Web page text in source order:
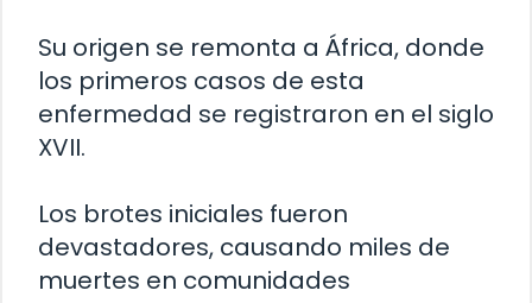
Su origen se remonta a África, donde
los primeros casos de esta
enfermedad se registraron en el siglo
XVII.
Los brotes iniciales fueron
devastadores, causando miles de
muertes en comunidades